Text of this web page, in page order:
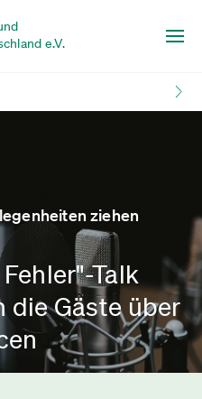
e.V.
ziehen
Talk
die Gäste über